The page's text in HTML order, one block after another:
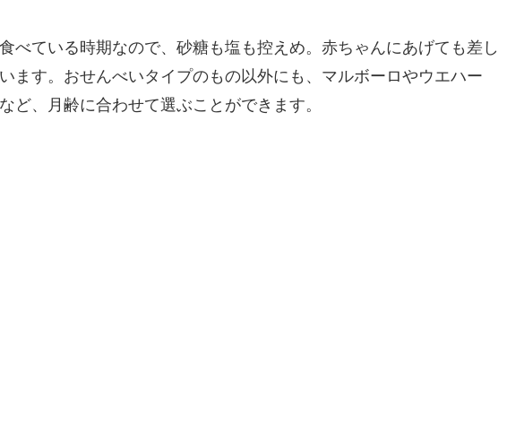
べている時期なので、砂糖も塩も控えめ。赤ちゃんにあげても差し
ます。おせんべいタイプのもの以外にも、マルボーロやウエハー
ど、月齢に合わせて選ぶことができます。